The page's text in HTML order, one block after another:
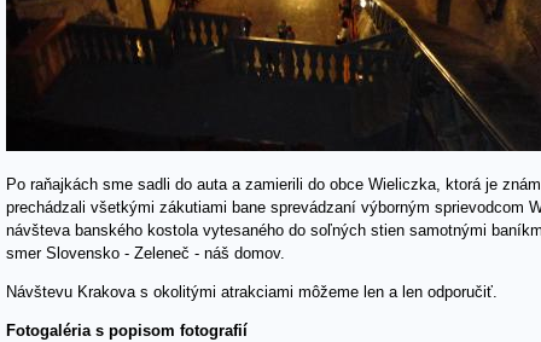
Po raňajkách sme sadli do auta a zamierili do obce Wieliczka, ktorá je
prechádzali všetkými zákutiami bane sprevádzaní výborným sprievodcom
návšteva banského kostola vytesaného do soľných stien samotnými
smer Slovensko - Zeleneč - náš domov.
Návštevu Krakova s okolitými atrakciami môžeme len a len odporučiť.
Fotogaléria s popisom fotografií